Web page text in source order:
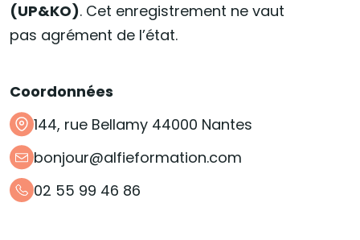
(UP&KO). Cet enregistrement ne vaut
pas agrément de l’état.
Coordonnées
144, rue Bellamy 44000 Nantes
bonjour@alfieformation.com
02 55 99 46 86